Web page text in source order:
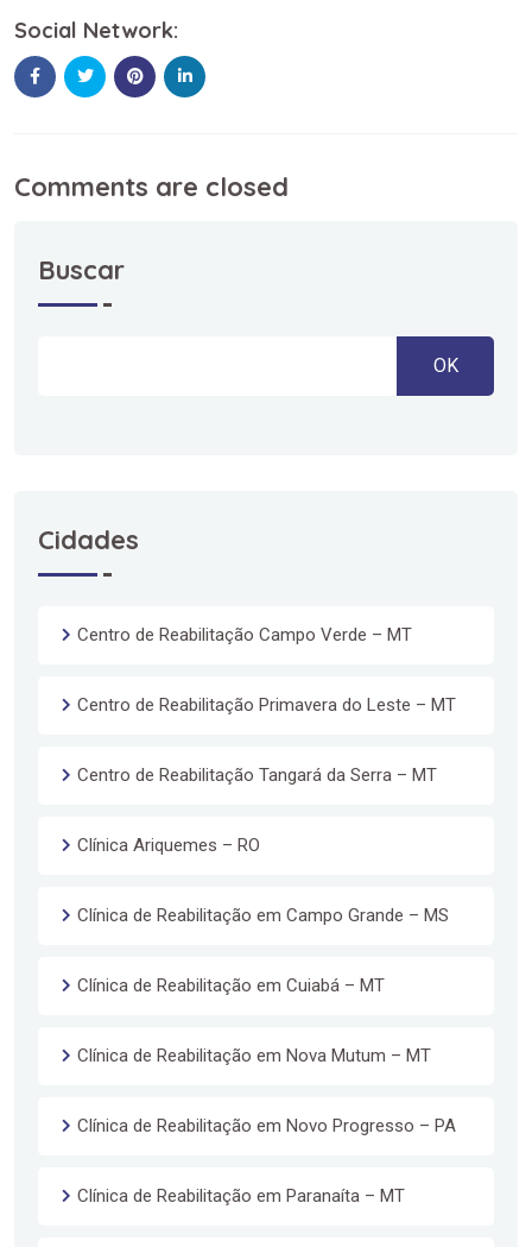
Social Network:
Comments are closed
Buscar
OK
Cidades
Centro de Reabilitação Campo Verde – MT
Centro de Reabilitação Primavera do Leste – MT
Centro de Reabilitação Tangará da Serra – MT
Clínica Ariquemes – RO
Clínica de Reabilitação em Campo Grande – MS
Clínica de Reabilitação em Cuiabá – MT
Clínica de Reabilitação em Nova Mutum – MT
Clínica de Reabilitação em Novo Progresso – PA
Clínica de Reabilitação em Paranaíta – MT